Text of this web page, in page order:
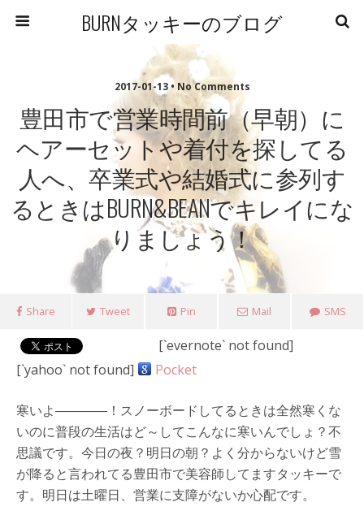
BURNタッキーのブログ
2017-01-13 • No Comments
豊田市で営業時間前（早朝）に
ヘアーセットや着付を探してる
人へ、卒業式や結婚式に参列す
るときはBURN&BEANでキレイにな
りましょう！
Share Tweet Pin Mail SMS
[`evernote` not found]
[`yahoo` not found]
Pocket
寒いよ――――！スノーボードしてるときは全然寒くな
いのに普段の生活はど～してこんなに寒いんでしょ？不
思議です。今日の夜？明日の朝？よく分からないけど雪
が降ると言われてる豊田市で美容師してますタッキーで
す。明日は土曜日、営業に支障がないか心配です。